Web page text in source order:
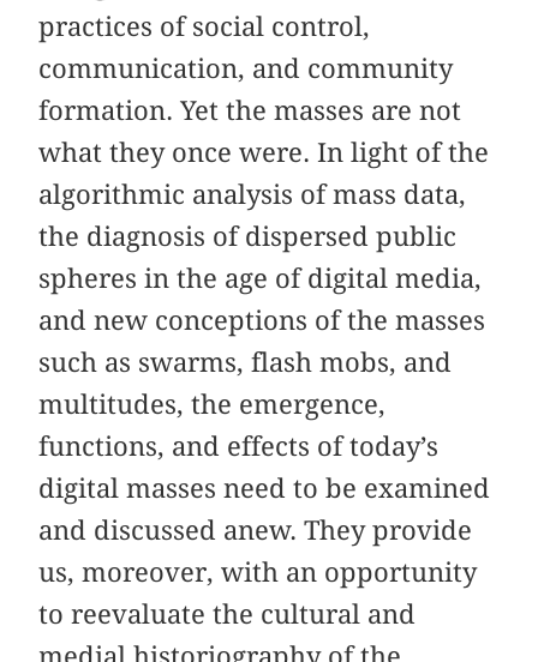
practices of social control,
communication, and community
formation. Yet the masses are not
what they once were. In light of the
algorithmic analysis of mass data,
the diagnosis of dispersed public
spheres in the age of digital media,
and new conceptions of the masses
such as swarms, flash mobs, and
multitudes, the emergence,
functions, and effects of today’s
digital masses need to be examined
and discussed anew. They provide
us, moreover, with an opportunity
to reevaluate the cultural and